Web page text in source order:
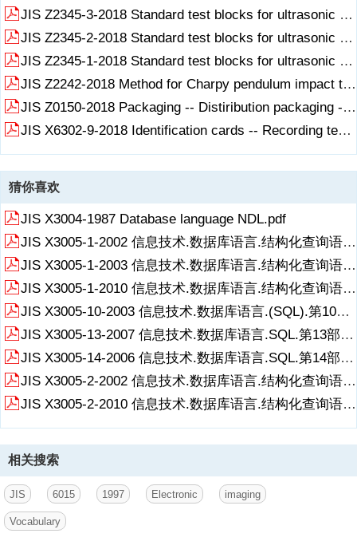
JIS Z2345-3-2018 Standard test blocks for ultrasonic testing -- Part 3 Standard test blocks for normal ultrasonic testing《超声检测用标准试块 第3部分 普通超声检测用标准试块》.pdf
JIS Z2345-2-2018 Standard test blocks for ultrasonic testing -- Part 2 A7963 Standard Test Block《超声检测用标准试块 第2部分 A7963标准试块》.pdf
JIS Z2345-1-2018 Standard test blocks for ultrasonic testing -- Part 1 A1 Standard Test Block《超声检测用标准试块 第1部分 A1标准试块》.pdf
JIS Z2242-2018 Method for Charpy pendulum impact test of metallic materials《金属材料的摆式冲击试验方法》.pdf
JIS Z0150-2018 Packaging -- Distiribution packaging -- Graphical symbols for handling and storage of packages《包装 畸变包装 包装处理和储存用图形符号》.pdf
JIS X6302-9-2018 Identification cards -- Recording technique -- Part 9 Tactile identifier mark《识别卡 记录技术 第9部分 触式鉴别器标志》.pdf
猜你喜欢
JIS X3004-1987 Database language NDL.pdf
JIS X3005-1-2002 信息技术.数据库语言.结构化查询语言(SQL).第1部分框架(SQL框架).pdf
JIS X3005-1-2003 信息技术.数据库语言.结构化查询语言(SQL).第1部分框架(SQL框架).pdf
JIS X3005-1-2010 信息技术.数据库语言.结构化查询语言(SQL).第1部分：框架(SQL∕框架).pdf
JIS X3005-10-2003 信息技术.数据库语言.(SQL).第10部分目标语言汇集(SQLOLB).pdf
JIS X3005-13-2007 信息技术.数据库语言.SQL.第13部分使用JavaTM程序设计语言的SQL例程和类型(SQLJRT).pdf
JIS X3005-14-2006 信息技术.数据库语言.SQL.第14部分XML相关的规范(SQL-XML).pdf
JIS X3005-2-2002 信息技术.数据库语言.结构化查询语言(SQL).第1部分基础(SQL基础).pdf
JIS X3005-2-2010 信息技术.数据库语言.结构化查询语言(SQL).第1部分：基础(SQL∕基础).pdf
相关搜索
JIS 6015 1997 Electronic imaging
Vocabulary